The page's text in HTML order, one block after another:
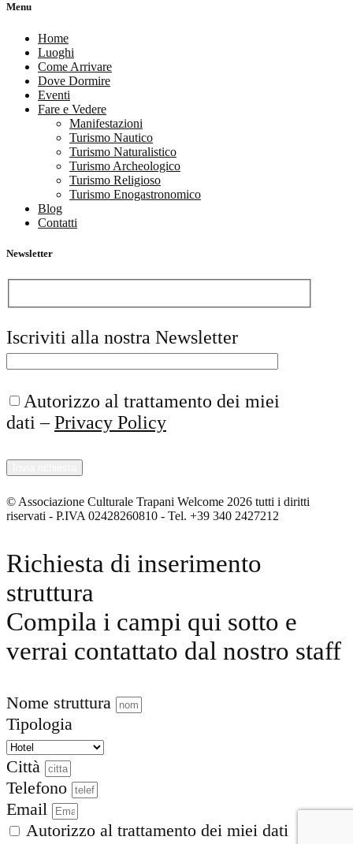
Menu
Home
Luoghi
Come Arrivare
Dove Dormire
Eventi
Fare e Vedere
Manifestazioni
Turismo Nautico
Turismo Naturalistico
Turismo Archeologico
Turismo Religioso
Turismo Enogastronomico
Blog
Contatti
Newsletter
Iscriviti alla nostra Newsletter
Autorizzo al trattamento dei miei
dati –Privacy Policy
© Associazione Culturale Trapani Welcome 2026 tutti i diritti
riservati - P.IVA 02428260810 - Tel. +39 340 2427212
Richiesta di inserimento
struttura
Compila i campi qui sotto e
verrai contattato dal nostro staff
Nome struttura
Tipologia
Città
Telefono
Email
Autorizzo al trattamento dei miei dati